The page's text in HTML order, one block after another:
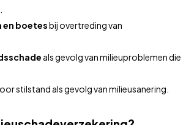
en boetesbij overtreding van
als gevolg van milieuproblemen die
stilstand als gevolg van milieusanering.